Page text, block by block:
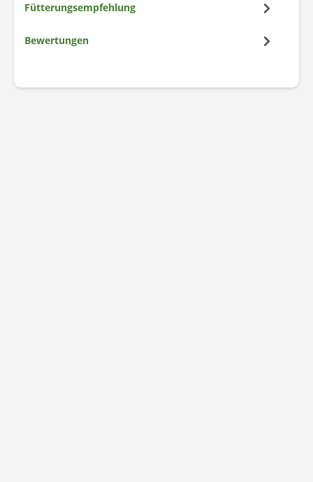
Fütterungsempfehlung
Bewertungen